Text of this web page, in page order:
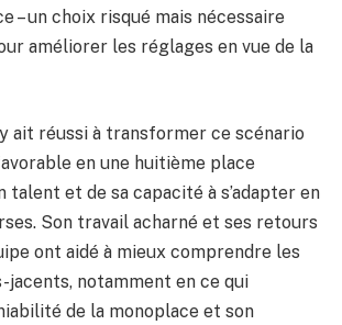
– un choix risqué mais nécessaire
améliorer les réglages en vue de la
ait réussi à transformer ce scénario
en une huitième place
talent et de sa capacité à s’adapter en
Son travail acharné et ses retours
ont aidé à mieux comprendre les
jacents, notamment en ce qui
de la monoplace et son